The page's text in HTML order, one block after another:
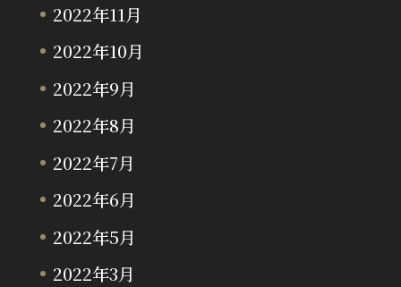
2022年11月
2022年10月
2022年9月
2022年8月
2022年7月
2022年6月
2022年5月
2022年3月